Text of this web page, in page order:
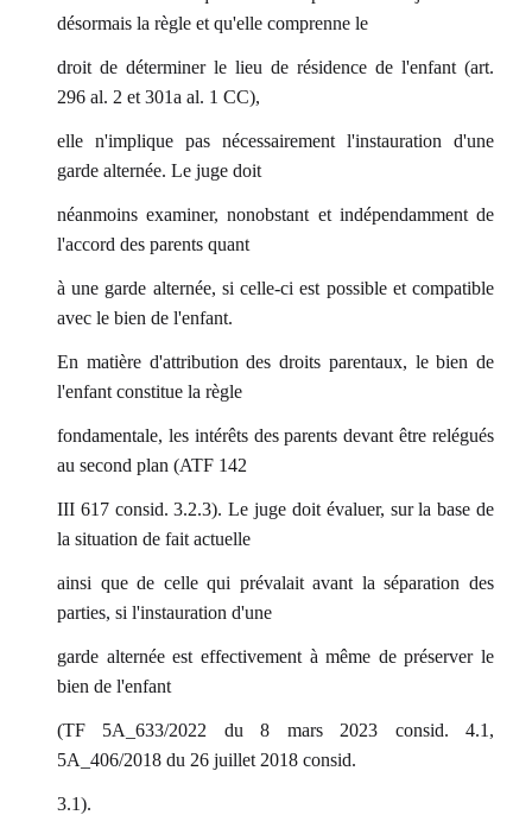
désormais la règle et qu'elle comprenne le
droit de déterminer le lieu de résidence de l'enfant (art.
296 al. 2 et 301a al. 1 CC),
elle n'implique pas nécessairement l'instauration d'une
garde alternée. Le juge doit
néanmoins examiner, nonobstant et indépendamment de
l'accord des parents quant
à une garde alternée, si celle-ci est possible et compatible
avec le bien de l'enfant.
En matière d'attribution des droits parentaux, le bien de
l'enfant constitue la règle
fondamentale, les intérêts des parents devant être relégués
au second plan (ATF 142
III 617 consid. 3.2.3). Le juge doit évaluer, sur la base de
la situation de fait actuelle
ainsi que de celle qui prévalait avant la séparation des
parties, si l'instauration d'une
garde alternée est effectivement à même de préserver le
bien de l'enfant
(TF 5A_633/2022 du 8 mars 2023 consid. 4.1,
5A_406/2018 du 26 juillet 2018 consid.
3.1).